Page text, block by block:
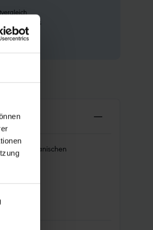
Details
vor mechanischen